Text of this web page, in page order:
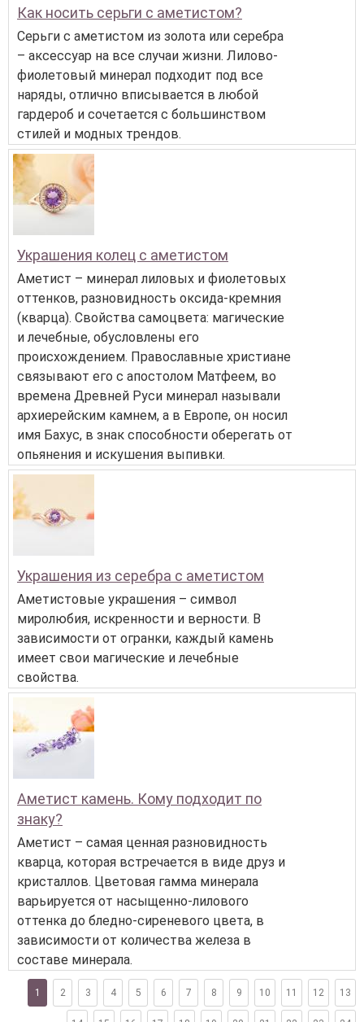
Как носить серьги с аметистом?
Серьги с аметистом из золота или серебра
– аксессуар на все случаи жизни. Лилово-
фиолетовый минерал подходит под все
наряды, отлично вписывается в любой
гардероб и сочетается с большинством
стилей и модных трендов.
Украшения колец с аметистом
Аметист – минерал лиловых и фиолетовых
оттенков, разновидность оксида-кремния
(кварца). Свойства самоцвета: магические
и лечебные, обусловлены его
происхождением. Православные христиане
связывают его с апостолом Матфеем, во
времена Древней Руси минерал называли
архиерейским камнем, а в Европе, он носил
имя Бахус, в знак способности оберегать от
опьянения и искушения выпивки.
Украшения из серебра с аметистом
Аметистовые украшения – символ
миролюбия, искренности и верности. В
зависимости от огранки, каждый камень
имеет свои магические и лечебные
свойства.
Аметист камень. Кому подходит по
знаку?
Аметист – самая ценная разновидность
кварца, которая встречается в виде друз и
кристаллов. Цветовая гамма минерала
варьируется от насыщенно-лилового
оттенка до бледно-сиреневого цвета, в
зависимости от количества железа в
составе минерала.
1 2 3 4 5 6 7 8 9 10 11 12 13